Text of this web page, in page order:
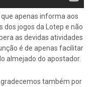
que apenas informa aos
dos jogos da Lotep e não
as devidas atividades
é de apenas facilitar
almejado do apostador.
também por